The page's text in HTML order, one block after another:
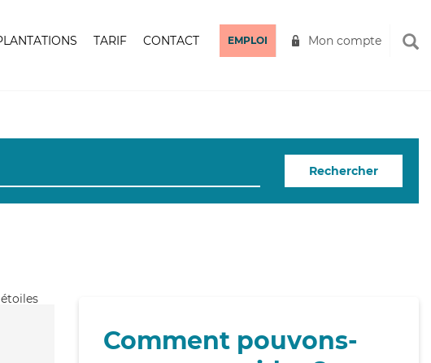
TARIF CONTACT EMPLOI Mon compte
Rechercher
Comment pouvons-